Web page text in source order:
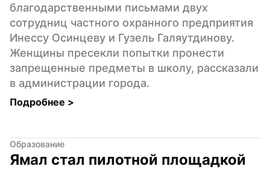
благодарственными письмами двух
сотрудниц частного охранного предприятия
Инессу Осинцеву и Гузель Галяутдинову.
Женщины пресекли попытки пронести
запрещенные предметы в школу, рассказали
в администрации города.
Подробнее >
Образование
Ямал стал пилотной площадкой